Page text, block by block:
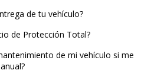
de tu vehículo?
de Protección Total?
de mi vehículo si me